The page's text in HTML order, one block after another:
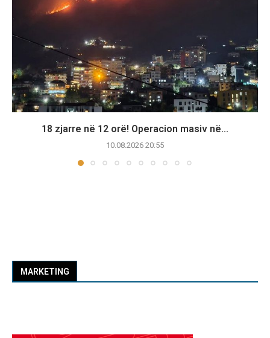
18 zjarre në 12 orë! Operacion masiv në...
10.08.2026 20:55
MARKETING